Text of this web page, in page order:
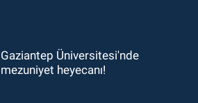
Gaziantep Üniversitesi'nde
mezuniyet heyecanı!